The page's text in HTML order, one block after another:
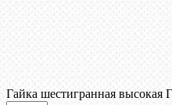
Гайка шестигранная